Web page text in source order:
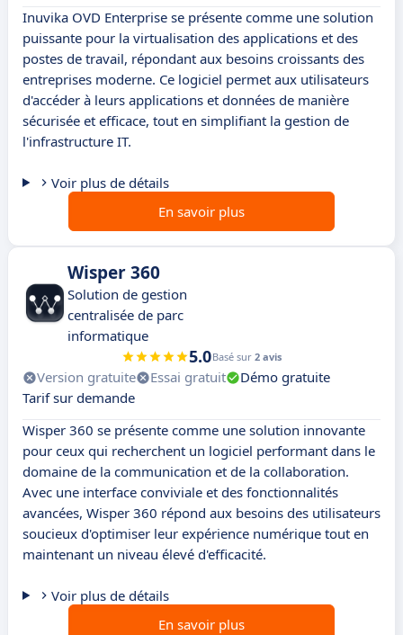
Inuvika OVD Enterprise se présente comme une solution
puissante pour la virtualisation des applications et des
postes de travail, répondant aux besoins croissants des
entreprises moderne. Ce logiciel permet aux utilisateurs
d'accéder à leurs applications et données de manière
sécurisée et efficace, tout en simplifiant la gestion de
l'infrastructure IT.
Voir plus de détails
En savoir plus
Wisper 360
Solution de gestion
centralisée de parc
informatique
5.0Basé sur 2 avis
Version gratuite Essai gratuit
Démo gratuite
Tarif sur demande
Wisper 360 se présente comme une solution innovante
pour ceux qui recherchent un logiciel performant dans le
domaine de la communication et de la collaboration.
Avec une interface conviviale et des fonctionnalités
avancées, Wisper 360 répond aux besoins des utilisateurs
soucieux d'optimiser leur expérience numérique tout en
maintenant un niveau élevé d'efficacité.
Voir plus de détails
En savoir plus